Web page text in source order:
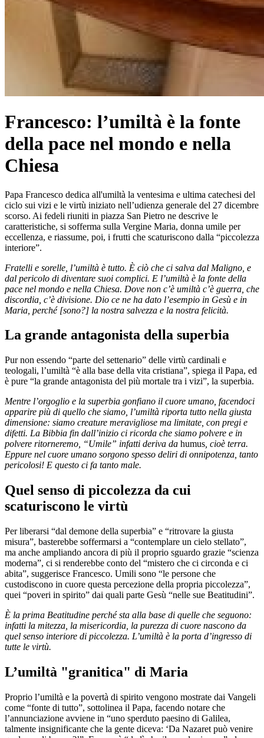
Francesco: l’umiltà è la fonte
della pace nel mondo e nella
Chiesa
Papa Francesco dedica all'umiltà la ventesima e ultima catechesi del
ciclo sui vizi e le virtù iniziato nell’udienza generale del 27 dicembre
scorso. Ai fedeli riuniti in piazza San Pietro ne descrive le
caratteristiche, si sofferma sulla Vergine Maria, donna umile per
eccellenza, e riassume, poi, i frutti che scaturiscono dalla “piccolezza
interiore”.
Fratelli e sorelle, l’umiltà è tutto. È ciò che ci salva dal Maligno, e
dal pericolo di diventare suoi complici. E l’umiltà è la fonte della
pace nel mondo e nella Chiesa. Dove non c’è umiltà c’è guerra, che
discordia, c’è divisione. Dio ce ne ha dato l’esempio in Gesù e in
Maria, perché [sono?] la nostra salvezza e la nostra felicità.
La grande antagonista della superbia
Pur non essendo “parte del settenario” delle virtù cardinali e
teologali, l’umiltà “è alla base della vita cristiana”, spiega il Papa, ed
è pure “la grande antagonista del più mortale tra i vizi”, la superbia.
Mentre l’orgoglio e la superbia gonfiano il cuore umano, facendoci
apparire più di quello che siamo, l’umiltà riporta tutto nella giusta
dimensione: siamo creature meravigliose ma limitate, con pregi e
difetti. La Bibbia fin dall’inizio ci ricorda che siamo polvere e in
polvere ritorneremo, “Umile” infatti deriva da humus , cioè terra.
Eppure nel cuore umano sorgono spesso deliri di onnipotenza, tanto
pericolosi! E questo ci fa tanto male.
Quel senso di piccolezza da cui
scaturiscono le virtù
Per liberarsi “dal demone della superbia” e “ritrovare la giusta
misura”, basterebbe soffermarsi a “contemplare un cielo stellato”,
ma anche ampliando ancora di più il proprio sguardo grazie “scienza
moderna”, ci si renderebbe conto del “mistero che ci circonda e ci
abita”, suggerisce Francesco. Umili sono “le persone che
custodiscono in cuore questa percezione della propria piccolezza”,
quei “poveri in spirito” dai quali parte Gesù “nelle sue Beatitudini”.
È la prima Beatitudine perché sta alla base di quelle che seguono:
infatti la mitezza, la misericordia, la purezza di cuore nascono da
quel senso interiore di piccolezza. L’umiltà è la porta d’ingresso di
tutte le virtù.
L’umiltà "granitica" di Maria
Proprio l’umiltà e la povertà di spirito vengono mostrate dai Vangeli
come “fonte di tutto”, sottolinea il Papa, facendo notare che
l’annunciazione avviene in “uno sperduto paesino di Galilea,
talmente insignificante che la gente diceva: ‘Da Nazaret può venire